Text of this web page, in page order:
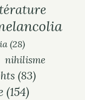
(28)
nihilisme
(83)
(154)